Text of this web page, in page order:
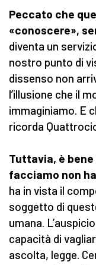
Peccato che
«conoscere»,
diventa un
nostro punto di
dissenso non
l’illusione che il
immaginiamo. E
ricorda
Tuttavia, è
facciamo non
ha in vista il
soggetto di
umana.
capacità di
ascolta, legge.